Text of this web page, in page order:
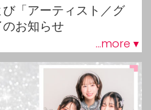
び「アーティスト／グ
お知らせ
...more ▾